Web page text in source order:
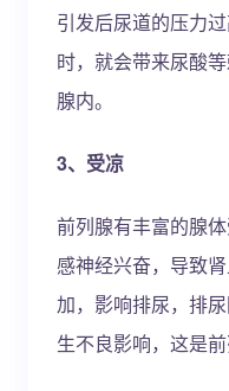
引发后尿道的压力
时，就会带来尿酸
腺内。
3、受凉
前列腺有丰富的腺
感神经兴奋，导致
加，影响排尿，排
生不良影响，这是